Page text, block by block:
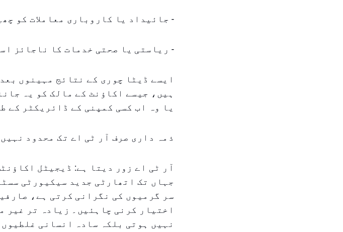
- جائیداد یا کاروباری معاملات کو
- ریاستی یا صحتی خدمات کا ناجائز
ایسے ڈیٹا چوری کے نتائج مہینوں
ہیں، جیسے اکاؤنٹ کے مالک کو یہ
یا وہ اب کسی کمپنی کے ڈائریکٹر کے
ذمہ داری صرف آر ٹی اے تک محدود
آر ٹی اے زور دیتا ہے: ڈیجیٹل
جہاں تک اتھارٹی جدید سیکیورٹی
سر گرمیوں کی نگرانی کرتی ہے،
اختیار کرنی چاہئیں۔ زیادہ تر غیر
نہیں ہوتی بلکہ سادہ انسانی